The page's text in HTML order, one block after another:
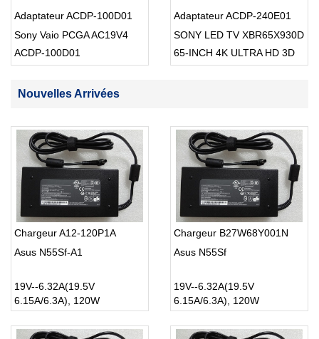
Adaptateur ACDP-100D01
Sony Vaio PCGA AC19V4
ACDP-100D01
Adaptateur ACDP-240E01
SONY LED TV XBR65X930D
65-INCH 4K ULTRA HD 3D
Nouvelles Arrivées
Chargeur A12-120P1A
Asus N55Sf-A1
19V--6.32A(19.5V
6.15A/6.3A), 120W
Chargeur B27W68Y001N
Asus N55Sf
19V--6.32A(19.5V
6.15A/6.3A), 120W